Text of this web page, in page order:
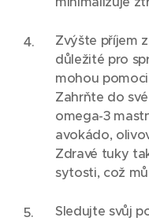
Zvýšte příjem
důležité pro
mohou
Zahrňte do
omega-3
avokádo,
Zdravé tuky
sytosti, což
Sledujte svůj